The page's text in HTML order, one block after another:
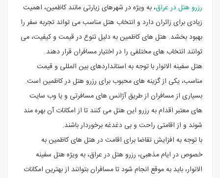
رزرو هتل در عراق، به ویژه در شهرهای زیارتی مانند کاظمین، اهمیت
زیادی برای زائران دارد و انتخاب هتل مناسب می تواند تجربه سفر را
بهبود بخشد. هتل های کاظمین به دلیل تنوع در قیمت و کیفیت، می
توانند انتخاب های مختلفی را در اختیار مسافران قرار دهند.
هتل سفینه الانوار با توجه به استانداردهای بین المللی و قیمت
مناسب، یکی از گزینه های محبوب برای رزرو هتل در کاظمین است.
بسیاری از مسافران از طریق آژانس های مسافرتی و یا وب سایت
های معتبر اقدام به رزرو این هتل می کنند تا از امکانات آن بهره مند
شوند و از اقامتی راحت و بی دغدغه برخوردار باشند.
با توجه به افزایش تقاضا برای اقامت در هتل های کاظمین به
خصوص در ایام مذهبی، رزرو هتل در عراق، به ویژه هتل سفینه
الانوار، باید به موقع انجام شود تا مسافران بتوانند از بهترین امکانات